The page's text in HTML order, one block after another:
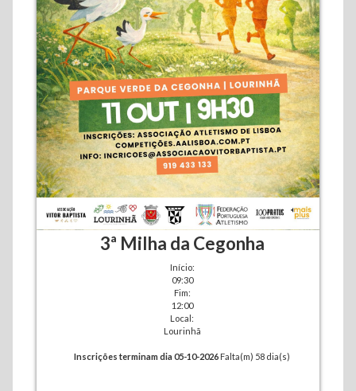
3ª Milha da Cegonha
Início:
09:30
Fim:
12:00
Local:
Lourinhã
Inscrições terminam dia 05-10-2026 Falta(m) 58 dia(s)